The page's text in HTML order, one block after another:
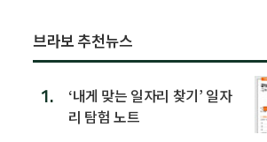
브라보 추천뉴스
1.
‘내게 맞는 일자리 찾기’ 일자
리 탐험 노트